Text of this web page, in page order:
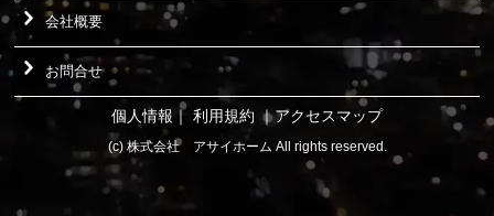
会社概要
お問合せ
個人情報 ｜ 利用規約 ｜アクセスマップ
(c) 株式会社 アサイホーム All rights reserved.